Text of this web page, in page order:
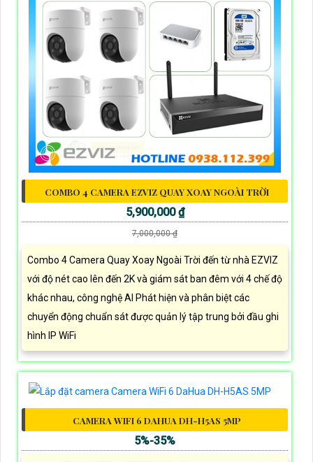
COMBO 4 CAMERA EZVIZ QUAY XOAY NGOÀI TRỜI
5,900,000 ₫
7,000,000 ₫
Combo 4 Camera Quay Xoay Ngoài Trời đến từ nhà EZVIZ
với độ nét cao lên đến 2K và giám sát ban đêm với 4 chế độ
khác nhau, công nghệ AI Phát hiện và phân biệt các
chuyển động chuẩn sát được quản lý tập trung bởi đầu ghi
hình IP WiFi
CAMERA WIFI 6 DAHUA DH-H5AS 5MP
5%-35%